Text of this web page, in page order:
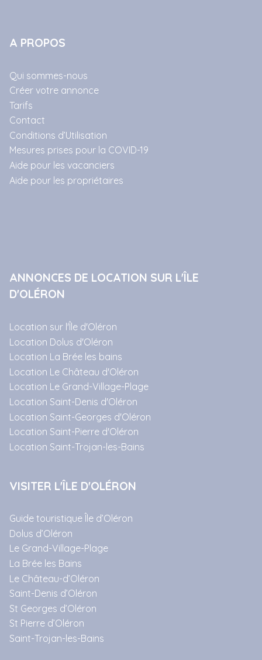
A PROPOS
Qui sommes-nous
Créer votre annonce
Tarifs
Contact
Conditions d’Utilisation
Mesures prises pour la COVID-19
Aide pour les vacanciers
Aide pour les propriétaires
ANNONCES DE LOCATION SUR L'ÎLE
D'OLÉRON
Location sur l'Île d'Oléron
Location Dolus d'Oléron
Location La Brée les bains
Location Le Château d'Oléron
Location Le Grand-Village-Plage
Location Saint-Denis d'Oléron
Location Saint-Georges d'Oléron
Location Saint-Pierre d'Oléron
Location Saint-Trojan-les-Bains
VISITER L'ÎLE D'OLÉRON
Guide touristique Île d’Oléron
Dolus d’Oléron
Le Grand-Village-Plage
La Brée les Bains
Le Château-d’Oléron
Saint-Denis d’Oléron
St Georges d’Oléron
St Pierre d’Oléron
Saint-Trojan-les-Bains